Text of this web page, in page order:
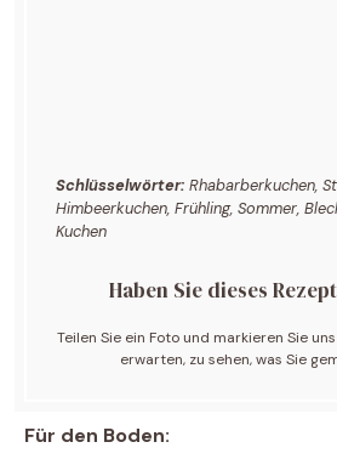
Schlüsselwörter: Rhabarberkuchen,
Himbeerkuchen, Frühling, Sommer,
Kuchen
Haben Sie dieses
Teilen Sie ein Foto und markieren Sie
erwarten, zu sehen, was Sie
Für den Boden: